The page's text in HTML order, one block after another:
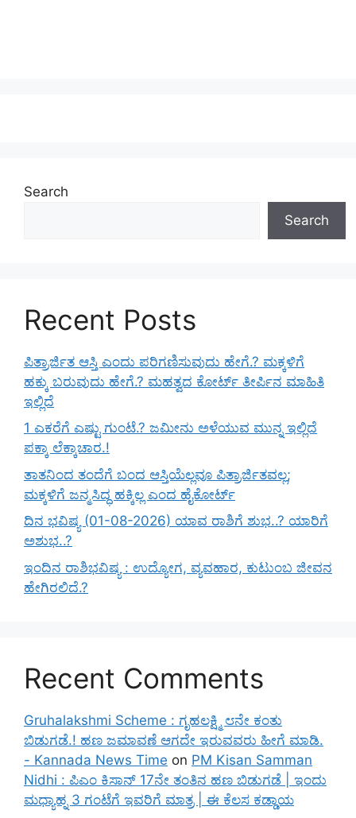
Search
Search
Recent Posts
ಪಿತ್ರಾರ್ಜಿತ ಆಸ್ತಿ ಎಂದು ಪರಿಗಣಿಸುವುದು ಹೇಗೆ.? ಮಕ್ಕಳಿಗೆ
ಹಕ್ಕು ಬರುವುದು ಹೇಗೆ.? ಮಹತ್ವದ ಕೋರ್ಟ್ ತೀರ್ಪಿನ ಮಾಹಿತಿ
ಇಲ್ಲಿದೆ
1 ಎಕರೆಗೆ ಎಷ್ಟು ಗುಂಟೆ.? ಜಮೀನು ಅಳೆಯುವ ಮುನ್ನ ಇಲ್ಲಿದೆ
ಪಕ್ಕಾ ಲೆಕ್ಕಾಚಾರ.!
ತಾತನಿಂದ ತಂದೆಗೆ ಬಂದ ಆಸ್ತಿಯೆಲ್ಲವೂ ಪಿತ್ರಾರ್ಜಿತವಲ್ಲ;
ಮಕ್ಕಳಿಗೆ ಜನ್ಮಸಿದ್ಧ ಹಕ್ಕಿಲ್ಲ ಎಂದ ಹೈಕೋರ್ಟ್
ದಿನ ಭವಿಷ್ಯ (01-08-2026) ಯಾವ ರಾಶಿಗೆ ಶುಭ..? ಯಾರಿಗೆ
ಅಶುಭ..?
ಇಂದಿನ ರಾಶಿಭವಿಷ್ಯ : ಉದ್ಯೋಗ, ವ್ಯವಹಾರ, ಕುಟುಂಬ ಜೀವನ
ಹೇಗಿರಲಿದೆ.?
Recent Comments
Gruhalakshmi Scheme : ಗೃಹಲಕ್ಷ್ಮಿ ೮ನೇ ಕಂತು
ಬಿಡುಗಡೆ.! ಹಣ ಜಮಾವಣೆ ಆಗದೇ ಇರುವವರು ಹೀಗೆ ಮಾಡಿ.
- Kannada News Time on PM Kisan Samman
Nidhi : ಪಿಎಂ ಕಿಸಾನ್ 17ನೇ ತಂತಿನ ಹಣ ಬಿಡುಗಡೆ | ಇಂದು
ಮಧ್ಯಾಹ್ನ 3 ಗಂಟೆಗೆ ಇವರಿಗೆ ಮಾತ್ರ | ಈ ಕೆಲಸ ಕಡ್ಡಾಯ